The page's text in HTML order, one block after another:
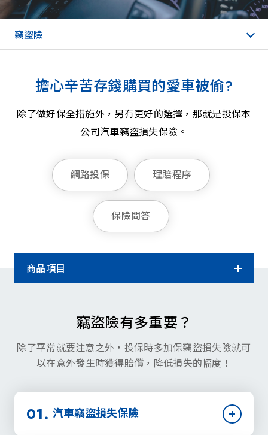
竊盜險
擔心辛苦存錢購買的愛車被偷?
除了做好保全措施外，另有更好的選擇，那就是投保本
公司汽車竊盜損失保險。
網路投保 理賠程序
保險問答
商品項目
要保書下載
竊盜險有多重要？
除了平常就要注意之外，投保時多加保竊盜損失險就可
以在意外發生時獲得賠償，降低損失的幅度！
汽車竊盜損失保險